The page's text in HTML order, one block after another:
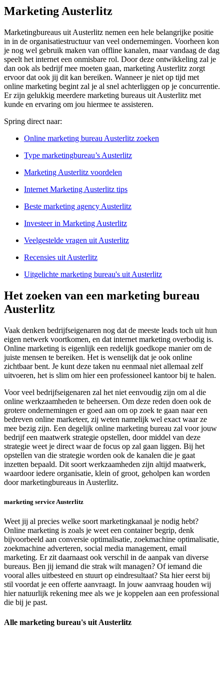
Marketing Austerlitz
Marketingbureaus uit Austerlitz nemen een hele belangrijke positie
in in de organisatiestructuur van veel ondernemingen. Voorheen kon
je nog wel gebruik maken van offline kanalen, maar vandaag de dag
speelt het internet een onmisbare rol. Door deze ontwikkeling zal je
dan ook als bedrijf mee moeten gaan, marketing Austerlitz zorgt
ervoor dat ook jij dit kan bereiken. Wanneer je niet op tijd met
online marketing begint zal je al snel achterliggen op je concurrentie.
Er zijn gelukkig meerdere marketing bureaus uit Austerlitz met
kunde en ervaring om jou hiermee te assisteren.
Spring direct naar:
Online marketing bureau Austerlitz zoeken
Type marketingbureau’s Austerlitz
Marketing Austerlitz voordelen
Internet Marketing Austerlitz tips
Beste marketing agency Austerlitz
Investeer in Marketing Austerlitz
Veelgestelde vragen uit Austerlitz
Recensies uit Austerlitz
Uitgelichte marketing bureau's uit Austerlitz
Het zoeken van een marketing bureau
Austerlitz
Vaak denken bedrijfseigenaren nog dat de meeste leads toch uit hun
eigen netwerk voortkomen, en dat internet marketing overbodig is.
Online marketing is eigenlijk een redelijk goedkope manier om de
juiste mensen te bereiken. Het is wenselijk dat je ook online
zichtbaar bent. Je kunt deze taken nu eenmaal niet allemaal zelf
uitvoeren, het is slim om hier een professioneel kantoor bij te halen.
Voor veel bedrijfseigenaren zal het niet eenvoudig zijn om al die
online werkzaamheden te beheersen. Om deze reden doen ook de
grotere ondernemingen er goed aan om op zoek te gaan naar een
bedreven online marketeer, zij weten namelijk wel exact waar ze
mee bezig zijn. Een degelijk online marketing bureau zal voor jouw
bedrijf een maatwerk strategie opstellen, door middel van deze
strategie weet je direct waar de focus op zal gaan liggen. Bij het
opstellen van die strategie worden ook de kanalen die je gaat
inzetten bepaald. Dit soort werkzaamheden zijn altijd maatwerk,
waardoor iedere organisatie, klein of groot, geholpen kan worden
door marketingbureaus in Austerlitz.
marketing service Austerlitz
Weet jij al precies welke soort marketingkanaal je nodig hebt?
Online marketing is zoals je weet een container begrip, denk
bijvoorbeeld aan conversie optimalisatie, zoekmachine optimalisatie,
zoekmachine adverteren, social media management, email
marketing. Er zit daarnaast ook verschil in de aanpak van diverse
bureaus. Ben jij iemand die strak wilt managen? Of iemand die
vooral alles uitbesteed en stuurt op eindresultaat? Sta hier eerst bij
stil voordat je een offerte aanvraagt. In jouw aanvraag houden wij
hier natuurlijk rekening mee als we je koppelen aan een professional
die bij je past.
Alle marketing bureau's uit Austerlitz